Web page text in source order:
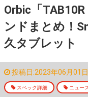
Orbic「
ンドまとめ！
久タブレット
投稿日:2023年06月01日
スペック詳細 ニュー